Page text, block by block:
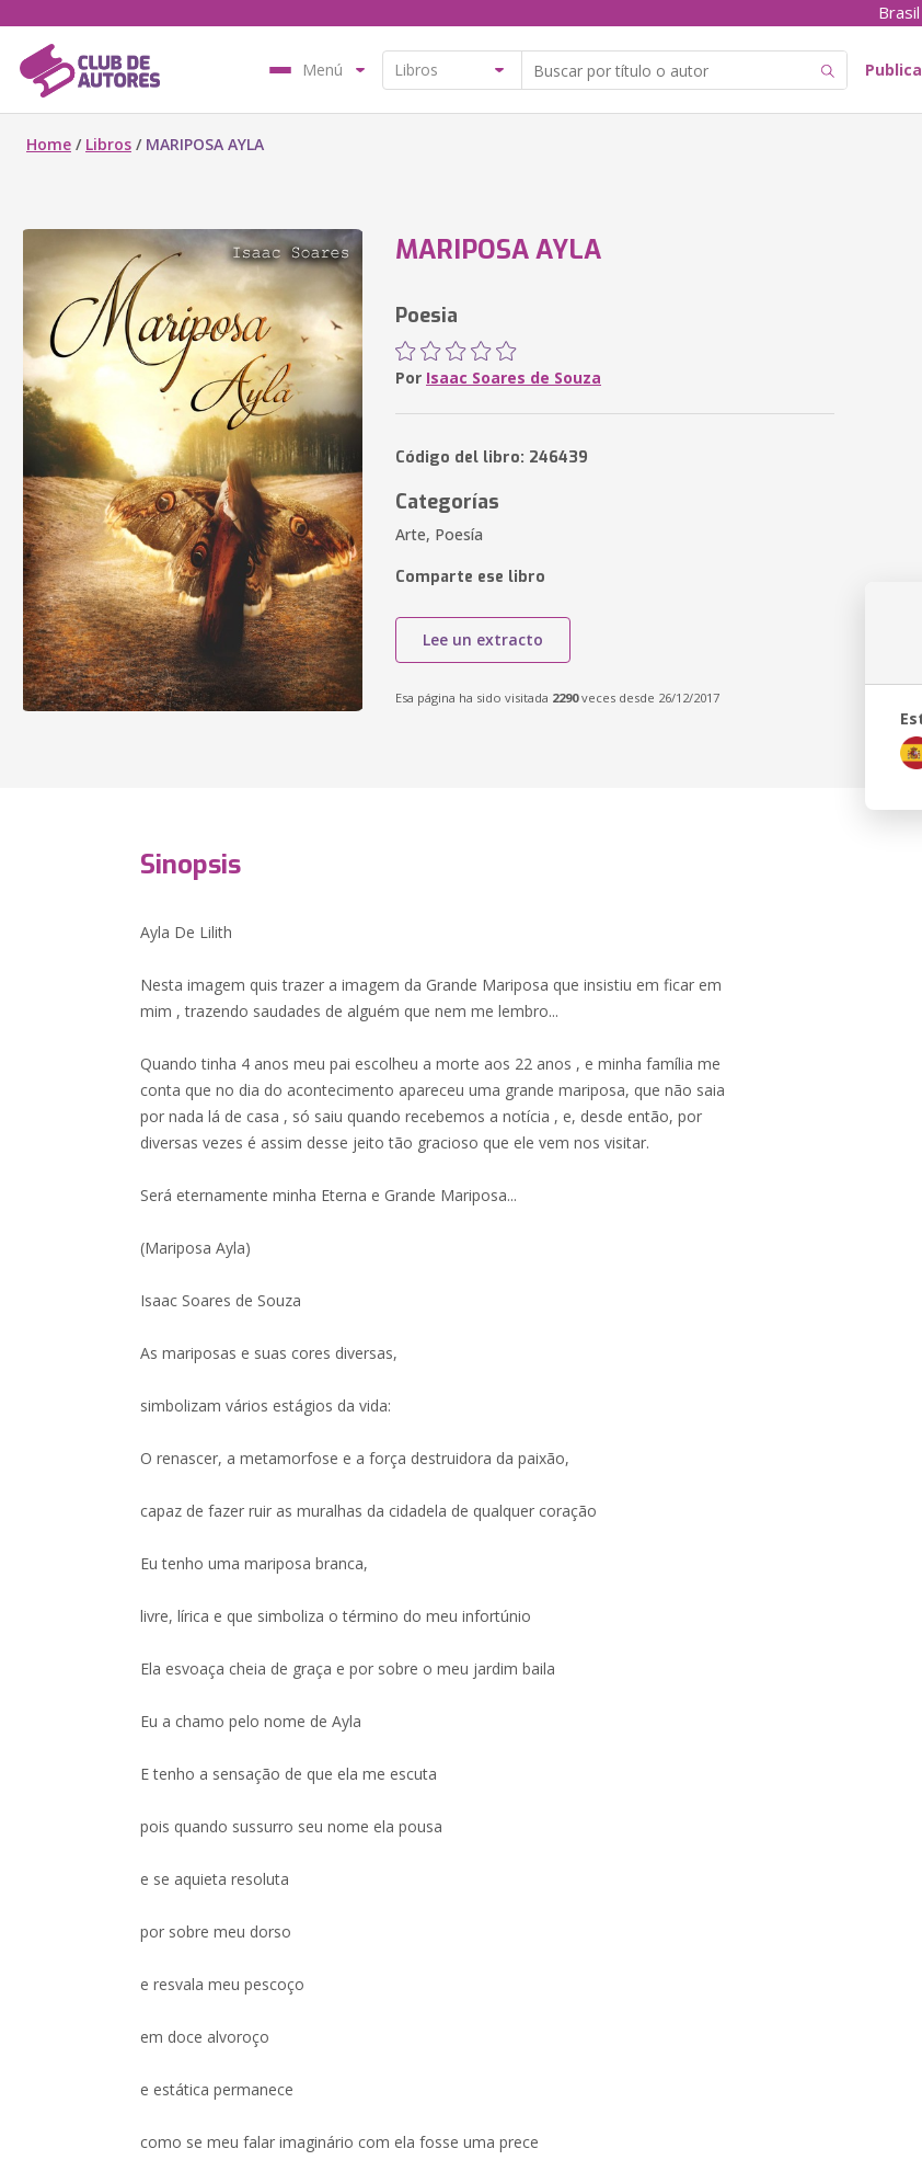
Brasil
Menú
Home / Libros / MARIPOSA AYLA
MARIPOSA AYLA
Poesia
Por Isaac Soares de Souza
Código del libro: 246439
Categorías
Arte, Poesía
Comparte ese libro
Lee un extracto
Esa página ha sido visitada 2290veces desde 26/12/2017
Sinopsis
Ayla De Lilith
Nesta imagem quis trazer a imagem da Grande Mariposa que insistiu em ficar em
mim , trazendo saudades de alguém que nem me lembro...
Quando tinha 4 anos meu pai escolheu a morte aos 22 anos , e minha família me
conta que no dia do acontecimento apareceu uma grande mariposa, que não saia
por nada lá de casa , só saiu quando recebemos a notícia , e, desde então, por
diversas vezes é assim desse jeito tão gracioso que ele vem nos visitar.
Será eternamente minha Eterna e Grande Mariposa...
(Mariposa Ayla)
Isaac Soares de Souza
As mariposas e suas cores diversas,
simbolizam vários estágios da vida:
O renascer, a metamorfose e a força destruidora da paixão,
capaz de fazer ruir as muralhas da cidadela de qualquer coração
Eu tenho uma mariposa branca,
livre, lírica e que simboliza o término do meu infortúnio
Ela esvoaça cheia de graça e por sobre o meu jardim baila
Eu a chamo pelo nome de Ayla
E tenho a sensação de que ela me escuta
pois quando sussurro seu nome ela pousa
e se aquieta resoluta
por sobre meu dorso
e resvala meu pescoço
em doce alvoroço
e estática permanece
como se meu falar imaginário com ela fosse uma prece